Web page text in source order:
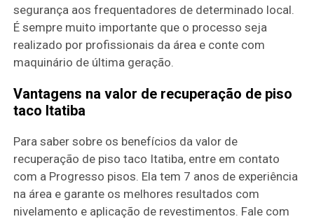
segurança aos frequentadores de determinado local.
É sempre muito importante que o processo seja
realizado por profissionais da área e conte com
maquinário de última geração.
Vantagens na valor de recuperação de piso
taco Itatiba
Para saber sobre os benefícios da valor de
recuperação de piso taco Itatiba, entre em contato
com a Progresso pisos. Ela tem 7 anos de experiência
na área e garante os melhores resultados com
nivelamento e aplicação de revestimentos. Fale com